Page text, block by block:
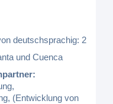
deutschsprachig: 2
und Cuenca
(Entwicklung von